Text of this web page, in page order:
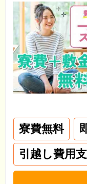
寮費無料
引越し費用